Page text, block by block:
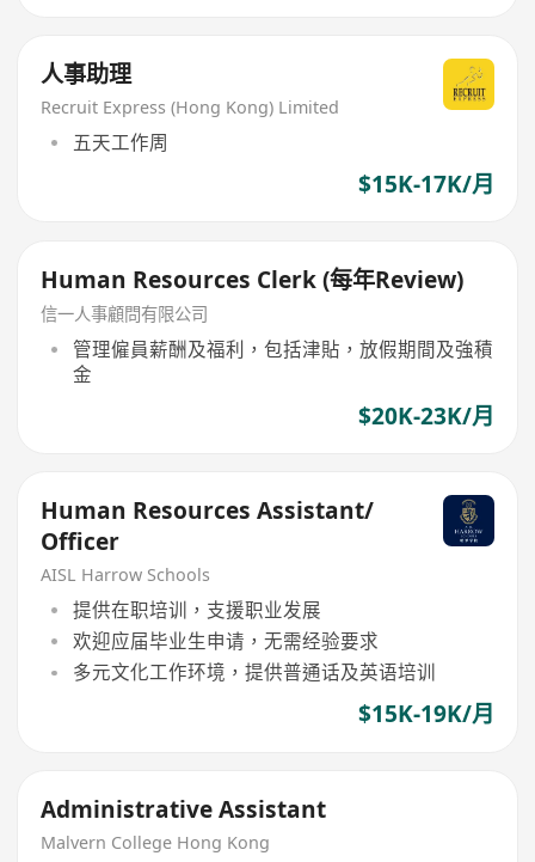
人事助理
Recruit Express (Hong Kong) Limited
五天工作周
$15K-17K/月
Human Resources Clerk (每年Review)
信一人事顧問有限公司
管理僱員薪酬及福利，包括津貼，放假期間及強積
金
$20K-23K/月
Human Resources Assistant/
Officer
AISL Harrow Schools
提供在职培训，支援职业发展
欢迎应届毕业生申请，无需经验要求
多元文化工作环境，提供普通话及英语培训
$15K-19K/月
Administrative Assistant
Malvern College Hong Kong